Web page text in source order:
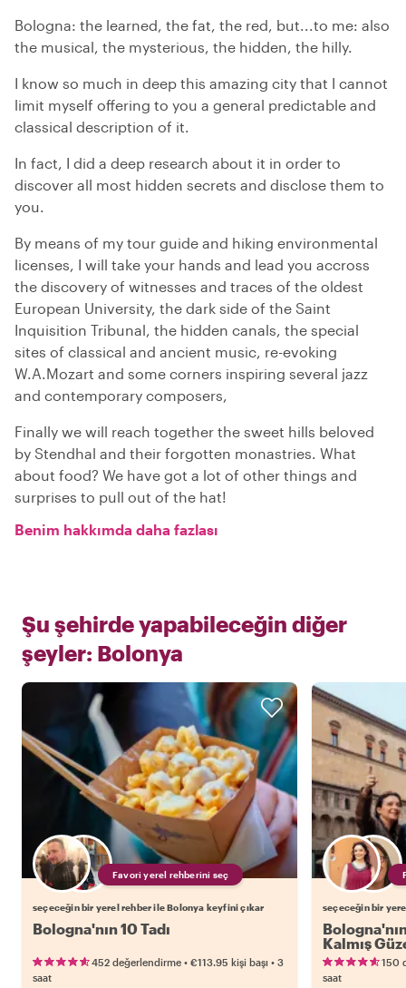
Bologna: the learned, the fat, the red, but...to me: also
the musical, the mysterious, the hidden, the hilly.
I know so much in deep this amazing city that I cannot
limit myself offering to you a general predictable and
classical description of it.
In fact, I did a deep research about it in order to
discover all most hidden secrets and disclose them to
you.
By means of my tour guide and hiking environmental
licenses, I will take your hands and lead you accross
the discovery of witnesses and traces of the oldest
European University, the dark side of the Saint
Inquisition Tribunal, the hidden canals, the special
sites of classical and ancient music, re-evoking
W.A.Mozart and some corners inspiring several jazz
and contemporary composers,
Finally we will reach together the sweet hills beloved
by Stendhal and their forgotten monastries. What
about food? We have got a lot of other things and
surprises to pull out of the hat!
Benim hakkımda daha fazlası
Şu şehirde yapabileceğin diğer
şeyler: Bolonya
Favori yerel rehberini seç
seçeceğin bir yerel rehber ile Bolonya keyfini çıkar
Bologna'nın 10 Tadı
452 değerlendirme • €113.95 kişi başı • 3
saat
seçeceğin bir
Kalmış
150
saat